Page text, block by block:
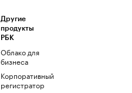
Другие
продукты
РБК
Облако для
бизнеса
Корпоративный
регистратор